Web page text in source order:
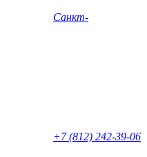
Санкт-
+7 (812) 242-39-06